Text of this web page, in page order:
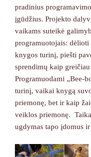
pradinius
įgūdžius. Projekto
vaikams suteikė
programuotojais: dėlioti
knygos turinį, piešti
sprendimų kaip
Programuodami „Bee-
turinį, vaikai knygą
priemonę, bet ir kaip
veiklos priemonę.
ugdymas tapo įdomus